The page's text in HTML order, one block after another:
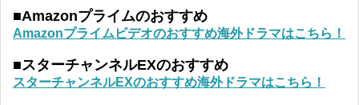
■Amazonプライムのおすすめ
Amazonプライムビデオのおすすめ海外ドラマはこちら！
■スターチャンネルEXのおすすめ
スターチャンネルEXのおすすめ海外ドラマはこちら！